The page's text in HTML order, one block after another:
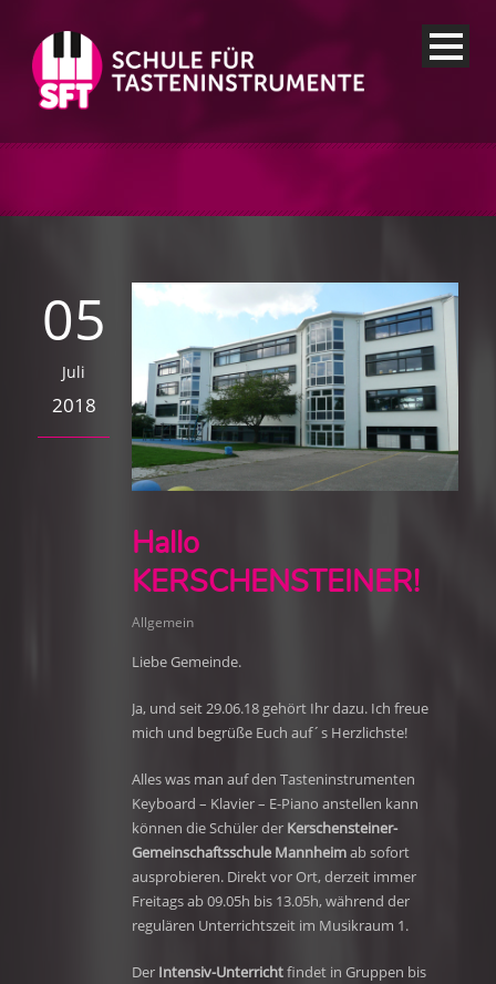
05
Juli
2018
Hallo
KERSCHENSTEINER!
Allgemein
Liebe Gemeinde.
Ja, und seit 29.06.18 gehört Ihr dazu. Ich freue
mich und begrüße Euch auf´s Herzlichste!
Alles was man auf den Tasteninstrumenten
Keyboard – Klavier – E-Piano anstellen kann
können die Schüler der Kerschensteiner-
Gemeinschaftsschule Mannheimab sofort
ausprobieren. Direkt vor Ort, derzeit immer
Freitags ab 09.05h bis 13.05h, während der
regulären Unterrichtszeit im Musikraum 1.
Der Intensiv-Unterrichtfindet in Gruppen bis